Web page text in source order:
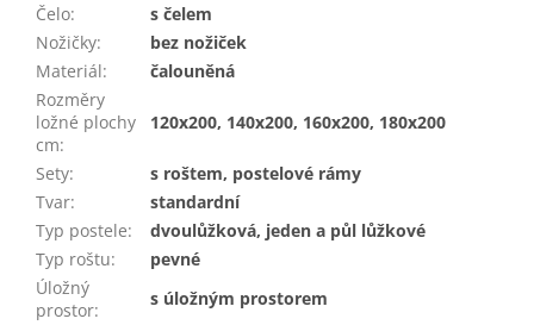
Čelo:
s čelem
Nožičky:
bez nožiček
Materiál:
čalouněná
Rozměry
ložné plochy
cm:
120x200, 140x200, 160x200, 180x200
Sety:
s roštem, postelové rámy
Tvar:
standardní
Typ postele:
dvoulůžková, jeden a půl lůžkové
Typ roštu:
pevné
Úložný
prostor:
s úložným prostorem